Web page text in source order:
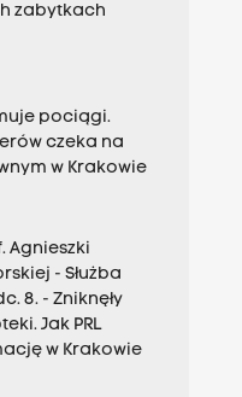
zabytkach
pociągi.
czeka na
w Krakowie
Agnieszki
- Służba
8. - Zniknęły
Jak PRL
w Krakowie